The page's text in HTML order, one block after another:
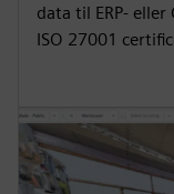
data til ERP- eller
ISO 27001